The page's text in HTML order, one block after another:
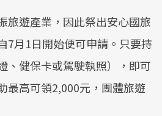
旅遊產業，因此祭出安心國旅
7月1日開始便可申請。只要持
、健保卡或駕駛執照），即可
最高可領2,000元，團體旅遊